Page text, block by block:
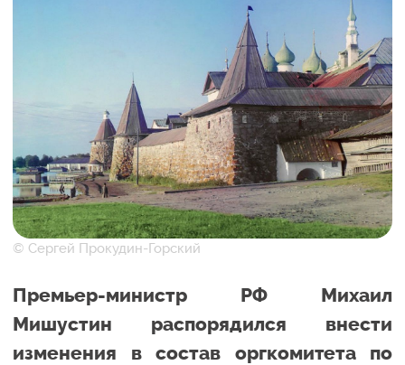
© Сергей Прокудин-Горский
Премьер-министр РФ Михаил
Мишустин распорядился внести
изменения в состав оргкомитета по